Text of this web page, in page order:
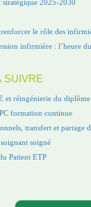
2025-2030
le rôle des
infirmière : l’heure
SUIVRE
et réingénierie du diplôme
formation continue
transfert et partage
soigné
Patient ETP